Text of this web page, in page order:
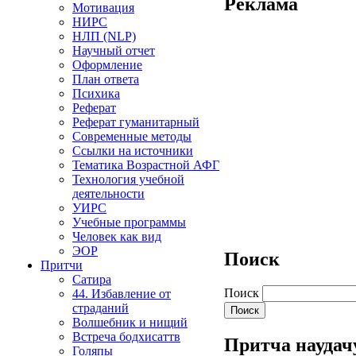
Мотивация
НИРС
НЛП (NLP)
Научный отчет
Оформление
План ответа
Психика
Реферат
Реферат гуманитарный
Современные методы
Ссылки на источники
Тематика Возрастной АФГ
Технология учебной
деятельности
УИРС
Учебные программы
Человек как вид
ЭОР
Притчи
Сатира
44. Избавление от
страданий
Волшебник и нищий
Встреча бодхисаттв
Голяпы
Поиск
Поиск
Притча